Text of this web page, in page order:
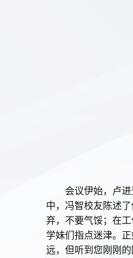
会议伊始，卢
中，冯智校友陈述
弃，不要气馁；在
学妹们指点迷津。正
远，但听到您刚刚的